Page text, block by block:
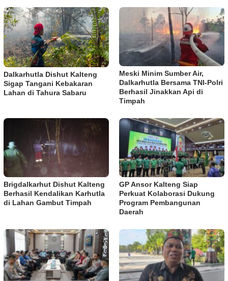
Dalkarhutla Dishut Kalteng
Sigap Tangani Kebakaran
Lahan di Tahura Sabaru
Meski Minim Sumber Air,
Dalkarhutla Bersama TNI-Polri
Berhasil Jinakkan Api di
Timpah
Brigdalkarhut Dishut Kalteng
Berhasil Kendalikan Karhutla
di Lahan Gambut Timpah
GP Ansor Kalteng Siap
Perkuat Kolaborasi Dukung
Program Pembangunan
Daerah